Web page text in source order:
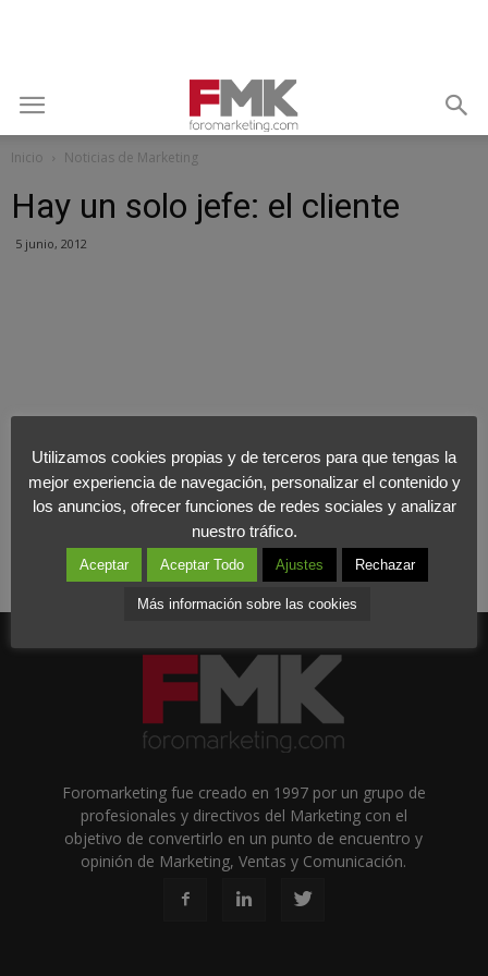
Inicio Noticias de Marketing
Hay un solo jefe: el cliente
5 junio, 2012
Foromarketing fue creado en 1997 por un grupo de
profesionales y directivos del Marketing con el
objetivo de convertirlo en un punto de encuentro y
opinión de Marketing, Ventas y Comunicación.
Utilizamos cookies propias y de terceros para que tengas la
mejor experiencia de navegación, personalizar el contenido y
los anuncios, ofrecer funciones de redes sociales y analizar
nuestro tráfico.
Aceptar Aceptar Todo Ajustes Rechazar
Más información sobre las cookies